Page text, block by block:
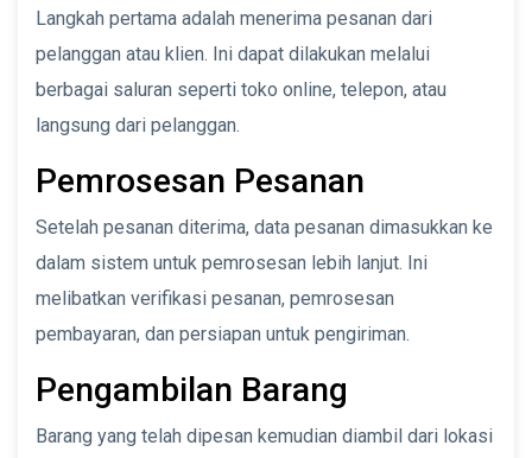
Langkah pertama adalah menerima pesanan dari
pelanggan atau klien. Ini dapat dilakukan melalui
berbagai saluran seperti toko online, telepon, atau
langsung dari pelanggan.
Pemrosesan Pesanan
Setelah pesanan diterima, data pesanan dimasukkan ke
dalam sistem untuk pemrosesan lebih lanjut. Ini
melibatkan verifikasi pesanan, pemrosesan
pembayaran, dan persiapan untuk pengiriman.
Pengambilan Barang
Barang yang telah dipesan kemudian diambil dari lokasi